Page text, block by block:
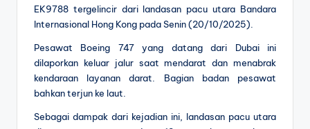
EK9788 tergelincir dari landasan pacu utara Bandara
Internasional Hong Kong pada Senin (20/10/2025).
Pesawat Boeing 747 yang datang dari Dubai ini
dilaporkan keluar jalur saat mendarat dan menabrak
kendaraan layanan darat. Bagian badan pesawat
bahkan terjun ke laut.
Sebagai dampak dari kejadian ini, landasan pacu utara